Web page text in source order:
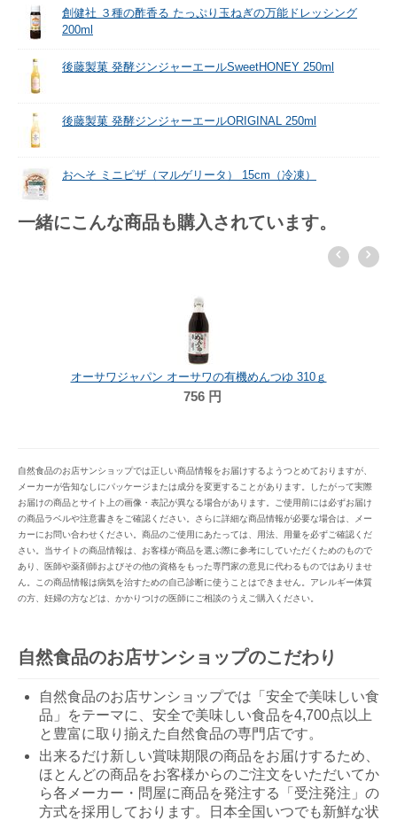
創健社 ３種の酢香る たっぷり玉ねぎの万能ドレッシング
200ml
後藤製菓 発酵ジンジャーエールSweetHONEY 250ml
後藤製菓 発酵ジンジャーエールORIGINAL 250ml
おへそ ミニピザ（マルゲリータ） 15cm（冷凍）
一緒にこんな商品も購入されています。
オーサワジャパン オーサワの有機めんつゆ 310ｇ
756 円
自然食品のお店サンショップでは正しい商品情報をお届けするようつとめておりますが、
メーカーが告知なしにパッケージまたは成分を変更することがあります。したがって実際
お届けの商品とサイト上の画像・表記が異なる場合があります。ご使用前には必ずお届け
の商品ラベルや注意書きをご確認ください。さらに詳細な商品情報が必要な場合は、メー
カーにお問い合わせください。商品のご使用にあたっては、用法、用量を必ずご確認くだ
さい。当サイトの商品情報は、お客様が商品を選ぶ際に参考にしていただくためのもので
あり、医師や薬剤師およびその他の資格をもった専門家の意見に代わるものではありませ
ん。この商品情報は病気を治すための自己診断に使うことはできません。アレルギー体質
の方、妊婦の方などは、かかりつけの医師にご相談のうえご購入ください。
自然食品のお店サンショップのこだわり
自然食品のお店サンショップでは「安全で美味しい食
品」をテーマに、安全で美味しい食品を4,700点以上
と豊富に取り揃えた自然食品の専門店です。
出来るだけ新しい賞味期限の商品をお届けするため、
ほとんどの商品をお客様からのご注文をいただいてか
ら各メーカー・問屋に商品を発注する「受注発注」の
方式を採用しております。日本全国いつでも新鮮な状